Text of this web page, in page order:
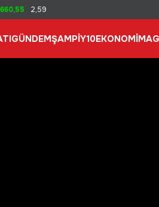
2,59
GÜNDEMŞAMPİY10EKONOMİ